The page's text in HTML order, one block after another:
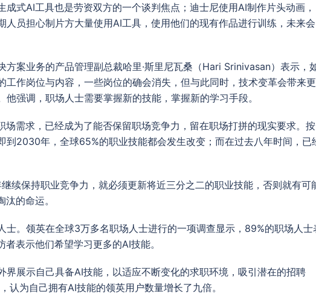
式AI工具也是劳资双方的一个谈判焦点；迪士尼使用AI制作片头动画，
人员担心制片方大量使用AI工具，使用他们的现有作品进行训练，未来会
方案业务的产品管理副总裁哈里·斯里尼瓦桑（Hari Srinivasan）表示，
工作岗位与内容，一些岗位的确会消失，但与此同时，技术变革会带来更
强调，职场人士需要掌握新的技能，掌握新的学习手段。
场需求，已经成为了能否保留职场竞争力，留在职场打拼的现实要求。按
到2030年，全球65%的职业技能都会发生改变；而在过去八年时间，已
续保持职业竞争力，就必须更新将近三分之二的职业技能，否则就有可
的命运。
士。领英在全球3万多名职场人士进行的一项调查显示，89%的职场人士
表示他们希望学习更多的AI技能。
界展示自己具备AI技能，以适应不断变化的求职环境，吸引潜在的招聘
认为自己拥有AI技能的领英用户数量增长了九倍。